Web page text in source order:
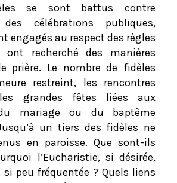
se sont battus contre
des célébrations publiques,
engagés au respect des règles
ont recherché des manières
prière. Le nombre de fidèles
restreint, les rencontres
grandes fêtes liées aux
mariage ou du baptême
un tiers des fidèles ne
en paroisse. Que sont-ils
l’Eucharistie, si désirée,
peu fréquentée ? Quels liens